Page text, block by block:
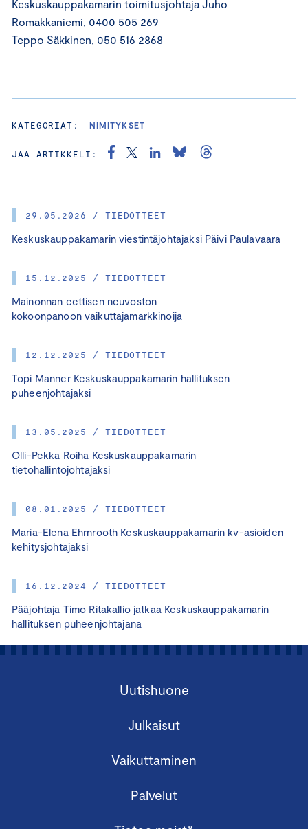
29.05.2026 / TIEDOTTEET
Keskuskauppakamarin viestintäjohtajaksi Päivi Paulavaara
15.12.2025 / TIEDOTTEET
Mainonnan eettisen neuvoston
kokoonpanoon vaikuttajamarkkinoija
12.12.2025 / TIEDOTTEET
Topi Manner Keskuskauppakamarin hallituksen
puheenjohtajaksi
13.05.2025 / TIEDOTTEET
Olli-Pekka Roiha Keskuskauppakamarin
tietohallintojohtajaksi
08.01.2025 / TIEDOTTEET
Maria-Elena Ehrnrooth Keskuskauppakamarin kv-asioiden
kehitysjohtajaksi
16.12.2024 / TIEDOTTEET
Pääjohtaja Timo Ritakallio jatkaa Keskuskauppakamarin
hallituksen puheenjohtajana
Keskuskauppakamarin toimitusjohtaja Juho
Romakkaniemi, 0400 505 269
Teppo Säkkinen, 050 516 2868
KATEGORIAT: NIMITYKSET
JAA ARTIKKELI:
Uutishuone
Julkaisut
Vaikuttaminen
Palvelut